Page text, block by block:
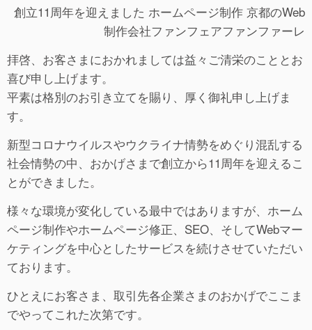
創立11周年を迎えました ホームページ制作 京都のWeb
制作会社ファンフェアファンファーレ
拝啓、お客さまにおかれましては益々ご清栄のこととお
喜び申し上げます。
平素は格別のお引き立てを賜り、厚く御礼申し上げま
す。
新型コロナウイルスやウクライナ情勢をめぐり混乱する
社会情勢の中、おかげさまで創立から11周年を迎えるこ
とができました。
様々な環境が変化している最中ではありますが、ホーム
ページ制作やホームページ修正、SEO、そしてWebマー
ケティングを中心としたサービスを続けさせていただい
ております。
ひとえにお客さま、取引先各企業さまのおかげでここま
でやってこれた次第です。